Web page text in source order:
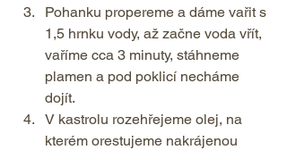
Pohanku propereme a dáme vařit s
1,5 hrnku vody, až začne voda vřít,
vaříme cca 3 minuty, stáhneme
plamen a pod poklicí necháme
dojít.
V kastrolu rozehřejeme olej, na
kterém orestujeme nakrájenou